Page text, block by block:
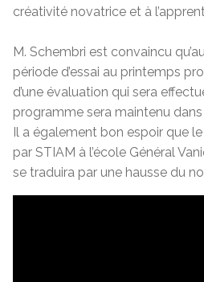
créativité novatrice et à
M. Schembri est convaincu
période d’essai au printemps
d’une évaluation qui sera
programme sera maintenu
Il a également bon espoir que
par STIAM à l’école Général
se traduira par une hausse du